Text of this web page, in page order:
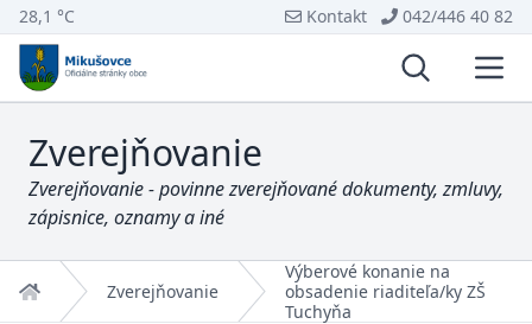
28,1 °C Kontakt 042/446 40 82
Vyhľadávanie
Zverejňovanie
Zverejňovanie - povinne zverejňované dokumenty, zmluvy,
zápisnice, oznamy a iné
Domov Zverejňovanie
Výberové konanie na
obsadenie riaditeľa/ky ZŠ
Tuchyňa